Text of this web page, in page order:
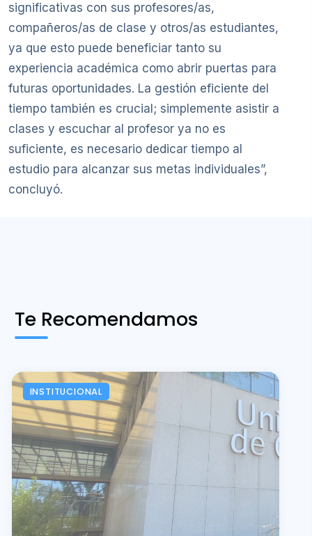
significativas con sus profesores/as,
compañeros/as de clase y otros/as estudiantes,
ya que esto puede beneficiar tanto su
experiencia académica como abrir puertas para
futuras oportunidades. La gestión eficiente del
tiempo también es crucial; simplemente asistir a
clases y escuchar al profesor ya no es
suficiente, es necesario dedicar tiempo al
estudio para alcanzar sus metas individuales”,
concluyó.
Te Recomendamos
INSTITUCIONAL